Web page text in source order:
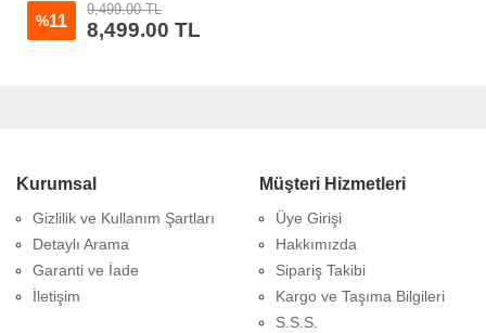
%11
9,499.00 TL
8,499.00 TL
Kurumsal
Gizlilik ve Kullanım Şartları
Detaylı Arama
Garanti ve İade
İletişim
Müşteri Hizmetleri
Üye Girişi
Hakkımızda
Sipariş Takibi
Kargo ve Taşıma Bilgileri
S.S.S.